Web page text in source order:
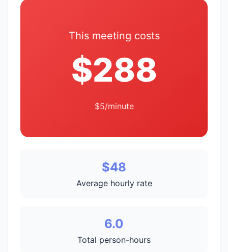
This meeting costs
$288
$5/minute
$48
Average hourly rate
6.0
Total person-hours